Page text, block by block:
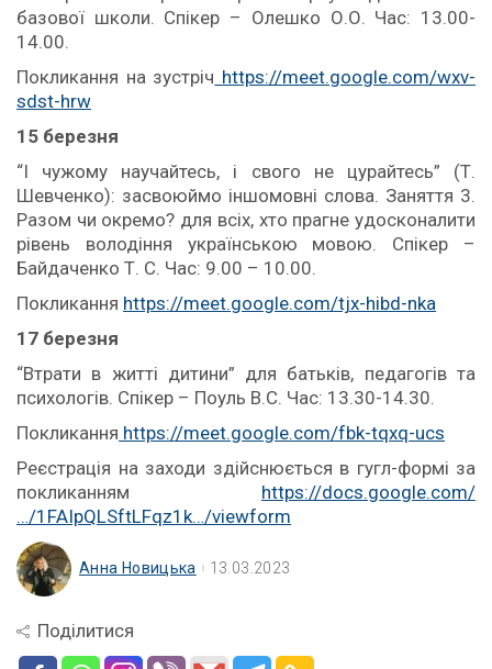
базової школи. Спікер – Олешко О.О. Час: 13.00-
14.00.
Покликання на зустріч https://meet.google.com/wxv-
sdst-hrw
15 березня
“І чужому научайтесь, і свого не цурайтесь” (Т.
Шевченко): засвоюймо іншомовні слова. Заняття 3.
Разом чи окремо? для всіх, хто прагне удосконалити
рівень володіння українською мовою. Спікер –
Байдаченко Т. С. Час: 9.00 – 10.00.
Покликання https://meet.google.com/tjx-hibd-nka
17 березня
“Втрати в житті дитини” для батьків, педагогів та
психологів. Спікер – Поуль В.С. Час: 13.30-14.30.
Покликання https://meet.google.com/fbk-tqxq-ucs
Реєстрація на заходи здійснюється в гугл-формі за
покликанням https://docs.google.com/
…/1FAIpQLSftLFqz1k…/viewform
Анна Новицька 13.03.2023
Поділитися